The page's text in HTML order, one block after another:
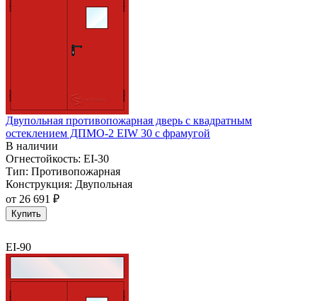
Двупольная противопожарная дверь с квадратным
остеклением ДПМО-2 EIW 30 с фрамугой
В наличии
Огнестойкость: EI-30
Тип: Противопожарная
Конструкция: Двупольная
от 26 691 ₽
Купить
EI-90